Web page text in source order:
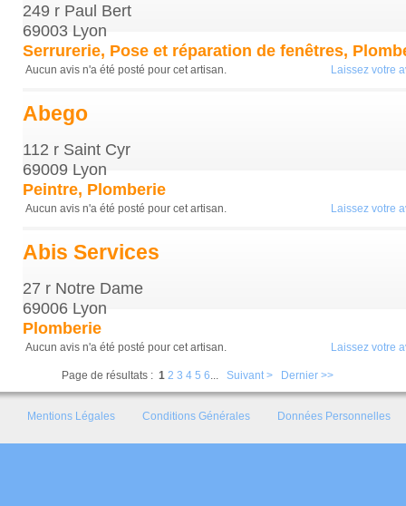
249 r Paul Bert
69003 Lyon
Serrurerie, Pose et réparation de fenêtres,
Aucun avis n'a été posté pour cet artisan. Laissez votre
Abego
112 r Saint Cyr
69009 Lyon
Peintre, Plomberie
Aucun avis n'a été posté pour cet artisan. Laissez votre
Abis Services
27 r Notre Dame
69006 Lyon
Plomberie
Aucun avis n'a été posté pour cet artisan. Laissez votre
Page de résultats : 1 2 3 4 5 6... Suivant > Dernier >>
Mentions Légales Conditions Générales Données Personnelles